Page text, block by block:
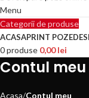
Menu
Categorii de produse
ACASAPRINT POZE
0produse 0,00lei
Contul meu
Acasa Contul meu